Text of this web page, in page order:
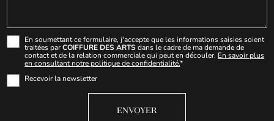
En soumettant ce formulaire, j'accepte que les informations saisies soient
traitées parCOIFFURE DES ARTSdans le cadre de ma demande de
contact et de la relation commerciale qui peut en découler. En savoir plus
en consultant notre politique de confidentialité.*
Recevoir la newsletter